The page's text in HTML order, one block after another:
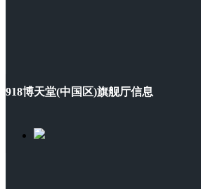
918博天堂(中国区)旗舰厅信息